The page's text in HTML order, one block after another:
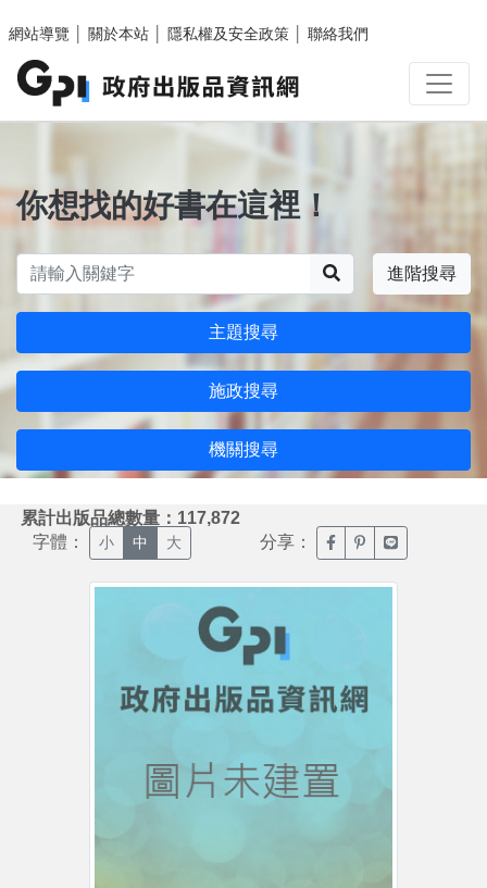
網站導覽
關於本站 隱私權及安全政策 聯絡我們
你想找的好書在這裡！
進階搜尋
主題搜尋
施政搜尋
機關搜尋
累計出版品總數量：117,872
字體： 小 中 大 分享： 臉書分享(另開新視窗)
噗浪分享(另開新
Line分享(另